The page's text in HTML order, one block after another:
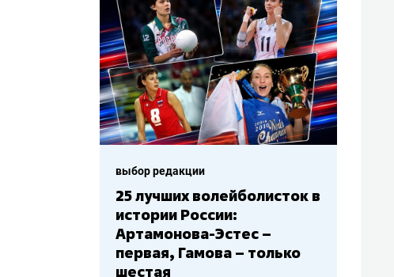
выбор редакции
Бюджеты клубов КХЛ: СКА
– главный мажор, «Ак
Барс» – второй, «Салават
Юлаев» – середняк